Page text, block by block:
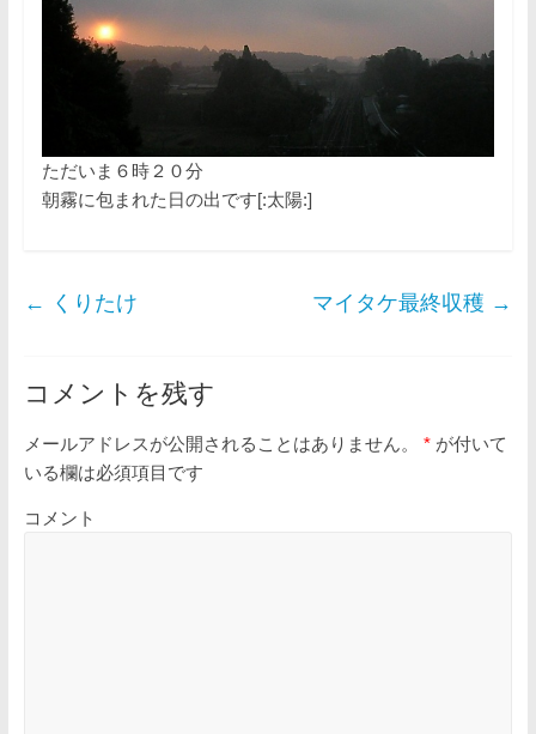
ただいま６時２０分
朝霧に包まれた日の出です[:太陽:]
← くりたけ マイタケ最終収穫 →
コメントを残す
メールアドレスが公開されることはありません。 *が付いて
いる欄は必須項目です
コメント